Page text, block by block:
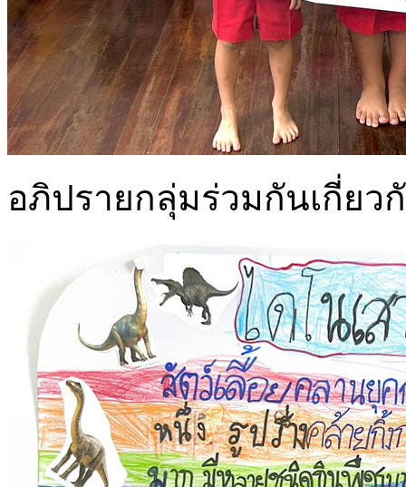
อภิปรายกลุ่มร่วมกันเกี่ยว